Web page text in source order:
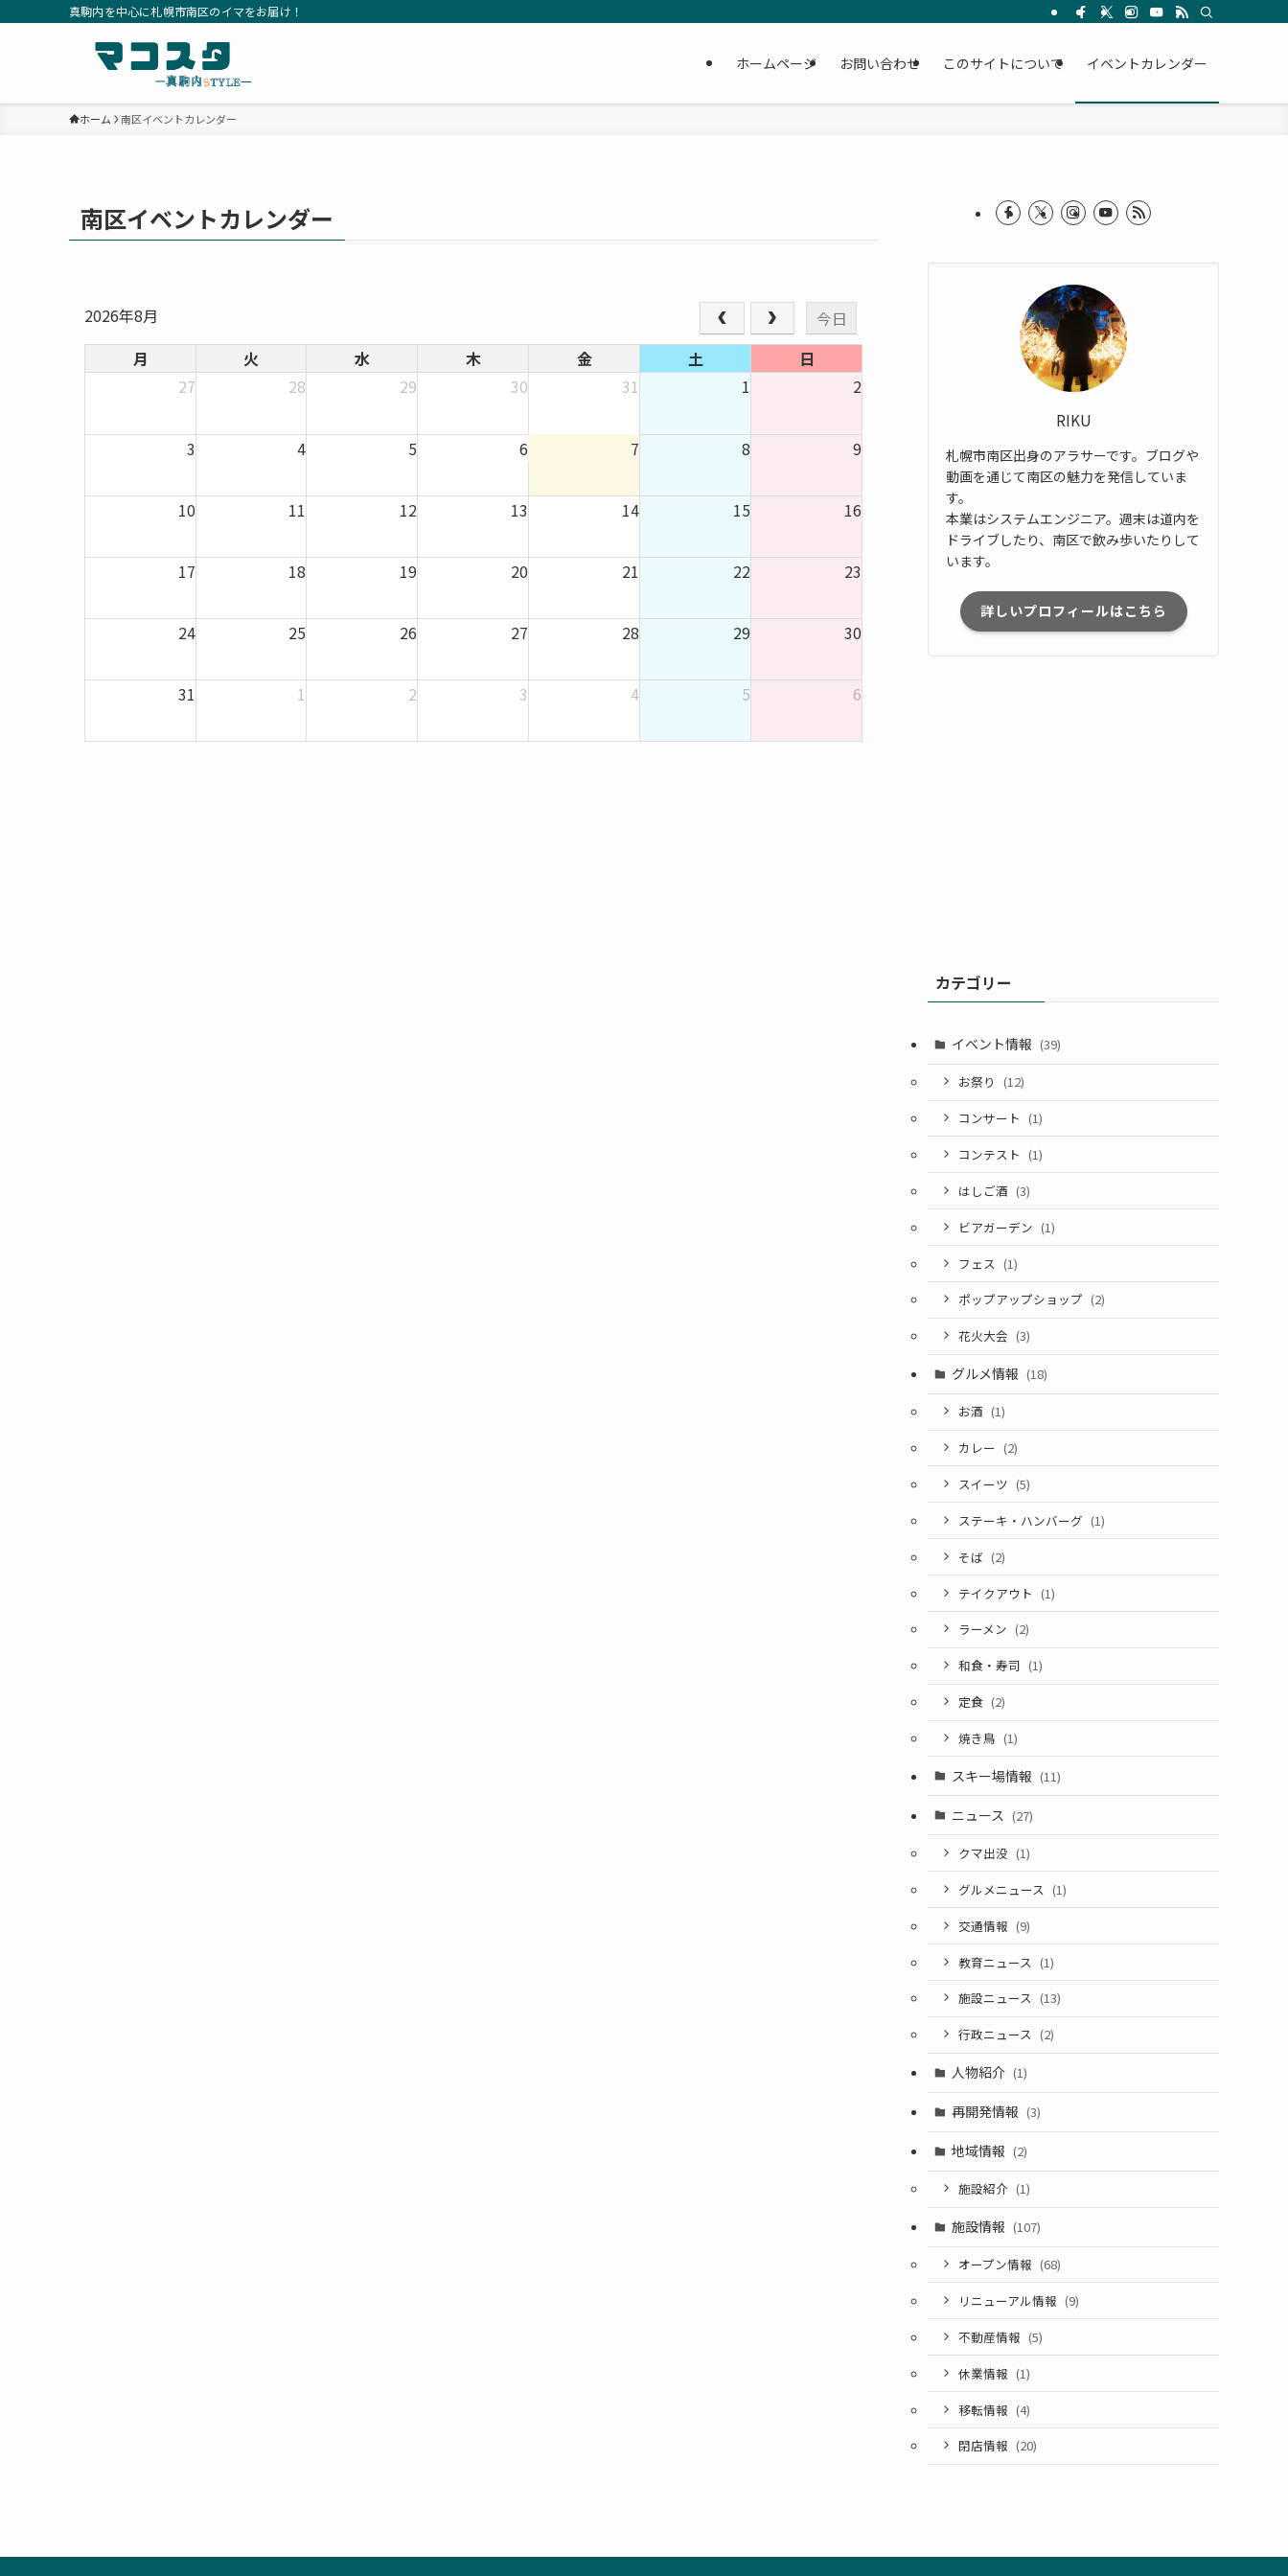
真駒内を中心に札幌市南区のイマをお届け！
ホームページ お問い合わせ このサイトについて イベントカレンダー
ホーム 南区イベントカレンダー
南区イベントカレンダー
2026年8月
今日
月
火 水 木 金 土
日
27
28 29 30 31 1 2
3 4 5 6 7 8 9
10 11 12 13 14 15 16
17 18 19 20 21 22 23
24 25 26 27 28 29 30
31 1 2 3 4 5 6
RIKU
札幌市南区出身のアラサーです。ブログや
動画を通じて南区の魅力を発信していま
す。
本業はシステムエンジニア。週末は道内を
ドライブしたり、南区で飲み歩いたりして
います。
詳しいプロフィールはこちら
カテゴリー
イベント情報 (39)
お祭り (12)
コンサート (1)
コンテスト (1)
はしご酒 (3)
ビアガーデン (1)
フェス (1)
ポップアップショップ (2)
花火大会 (3)
グルメ情報 (18)
お酒 (1)
カレー (2)
スイーツ (5)
ステーキ・ハンバーグ (1)
そば (2)
テイクアウト (1)
ラーメン (2)
和食・寿司 (1)
定食 (2)
焼き鳥 (1)
スキー場情報 (11)
ニュース (27)
クマ出没 (1)
グルメニュース (1)
交通情報 (9)
教育ニュース (1)
施設ニュース (13)
行政ニュース (2)
人物紹介 (1)
再開発情報 (3)
地域情報 (2)
施設紹介 (1)
施設情報 (107)
オープン情報 (68)
リニューアル情報 (9)
不動産情報 (5)
休業情報 (1)
移転情報 (4)
閉店情報 (20)